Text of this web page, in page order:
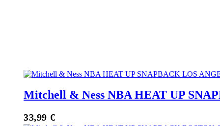
Mitchell & Ness NBA HEAT UP
33,99 €